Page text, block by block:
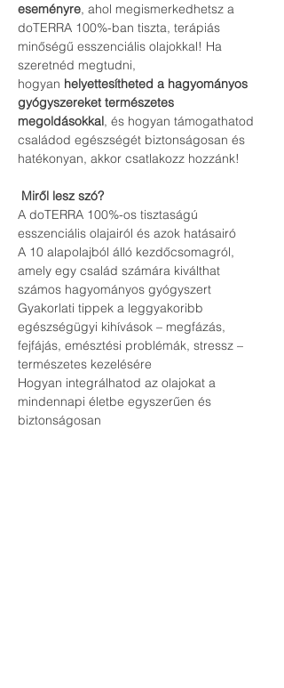
eseményre, ahol megismerkedhetsz a
doTERRA 100%-ban tiszta, terápiás
minőségű esszenciális olajokkal! Ha
szeretnéd megtudni,
hogyan helyettesítheted a hagyományos
gyógyszereket természetes
megoldásokkal, és hogyan támogathatod
családod egészségét biztonságosan és
hatékonyan, akkor csatlakozz hozzánk!
Miről lesz szó?
A doTERRA 100%-os tisztaságú
esszenciális olajairól és azok hatásairó
A 10 alapolajból álló kezdőcsomagról,
amely egy család számára kiválthat
számos hagyományos gyógyszert
Gyakorlati tippek a leggyakoribb
egészségügyi kihívások – megfázás,
fejfájás, emésztési problémák, stressz –
természetes kezelésére
Hogyan integrálhatod az olajokat a
mindennapi életbe egyszerűen és
biztonságosan